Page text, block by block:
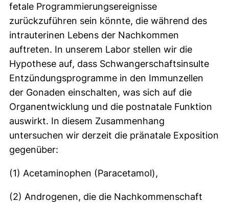
fetale Programmierungsereignisse
zurückzuführen sein könnte, die während des
intrauterinen Lebens der Nachkommen
auftreten. In unserem Labor stellen wir die
Hypothese auf, dass Schwangerschaftsinsulte
Entzündungsprogramme in den Immunzellen
der Gonaden einschalten, was sich auf die
Organentwicklung und die postnatale Funktion
auswirkt. In diesem Zusammenhang
untersuchen wir derzeit die pränatale Exposition
gegenüber:
(1) Acetaminophen (Paracetamol),
(2) Androgenen, die die Nachkommenschaft